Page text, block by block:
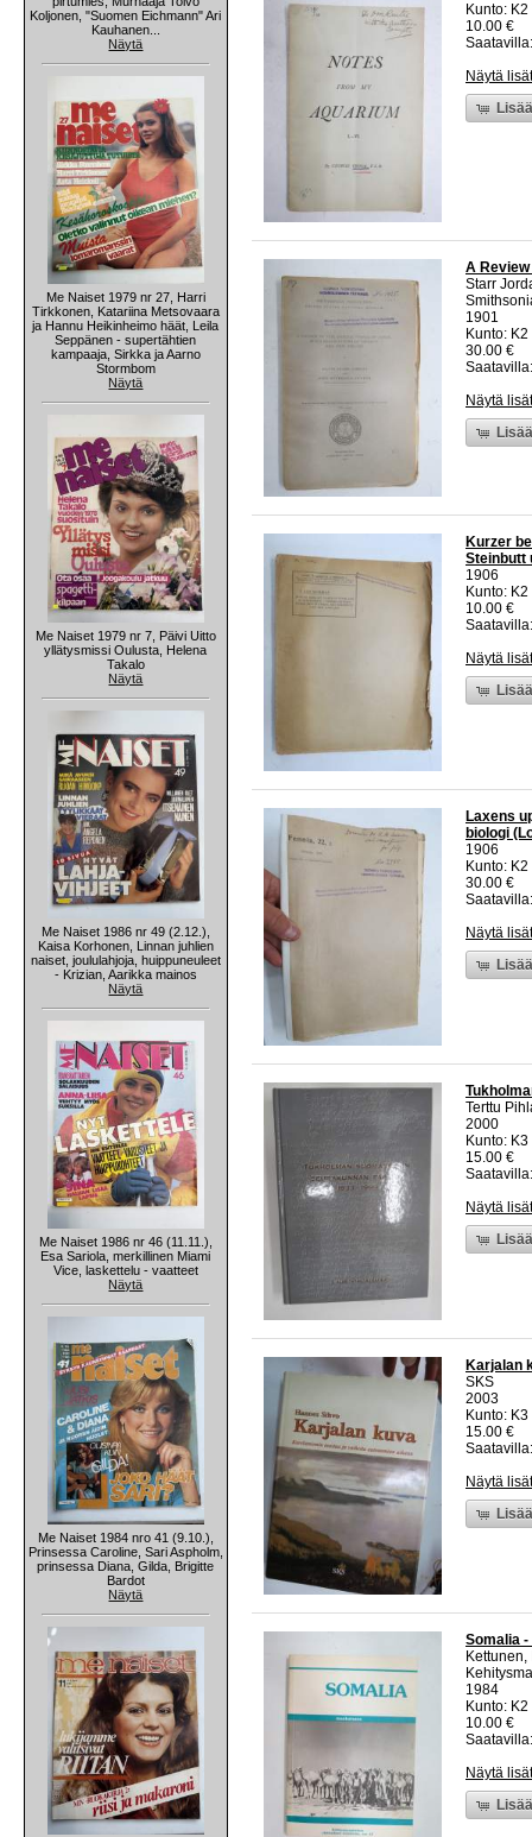
Koljonen, "Suomen Eichmann" Ari
Kauhanen...
Näytä
Me Naiset 1979 nr 27, Harri
Tirkkonen, Katariina Metsovaara
ja Hannu Heikinheimo häät, Leila
Seppänen - supertähtien
kampaaja, Sirkka ja Aarno
Stormbom
Näytä
Me Naiset 1979 nr 7, Päivi Uitto
yllätysmissi Oulusta, Helena
Takalo
Näytä
Me Naiset 1986 nr 49 (2.12.),
Kaisa Korhonen, Linnan juhlien
naiset, joululahjoja, huippuneuleet
- Krizian, Aarikka mainos
Näytä
Me Naiset 1986 nr 46 (11.11.),
Esa Sariola, merkillinen Miami
Vice, laskettelu - vaatteet
Näytä
Me Naiset 1984 nro 41 (9.10.),
Prinsessa Caroline, Sari Aspholm,
prinsessa Diana, Gilda, Brigitte
Bardot
Näytä
Kunto:
10.00 €
Näytä
A
Starr
1901
Kunto:
30.00 €
Näytä
Kurzer
Steinbutt
1906
Kunto:
10.00 €
Näytä
Laxens
biologi
1906
Kunto:
30.00 €
Näytä
Terttu
2000
Kunto:
15.00 €
Näytä
Karjalan
SKS
2003
Kunto:
15.00 €
Näytä
Somalia
1984
Kunto:
10.00 €
Näytä